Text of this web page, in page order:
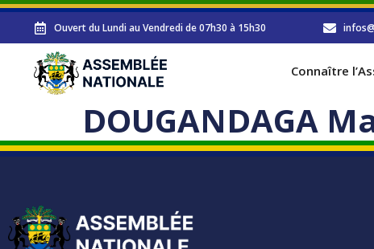
Ouvert du Lundi au Vendredi de 07h30 à 15h30
Connaître
DOUGANDAGA